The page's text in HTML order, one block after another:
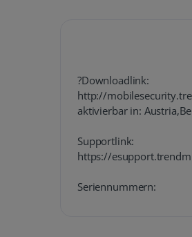
?Downloadlink:
http://
aktivierbar in:
Supportlink:
https://
Seriennummern: